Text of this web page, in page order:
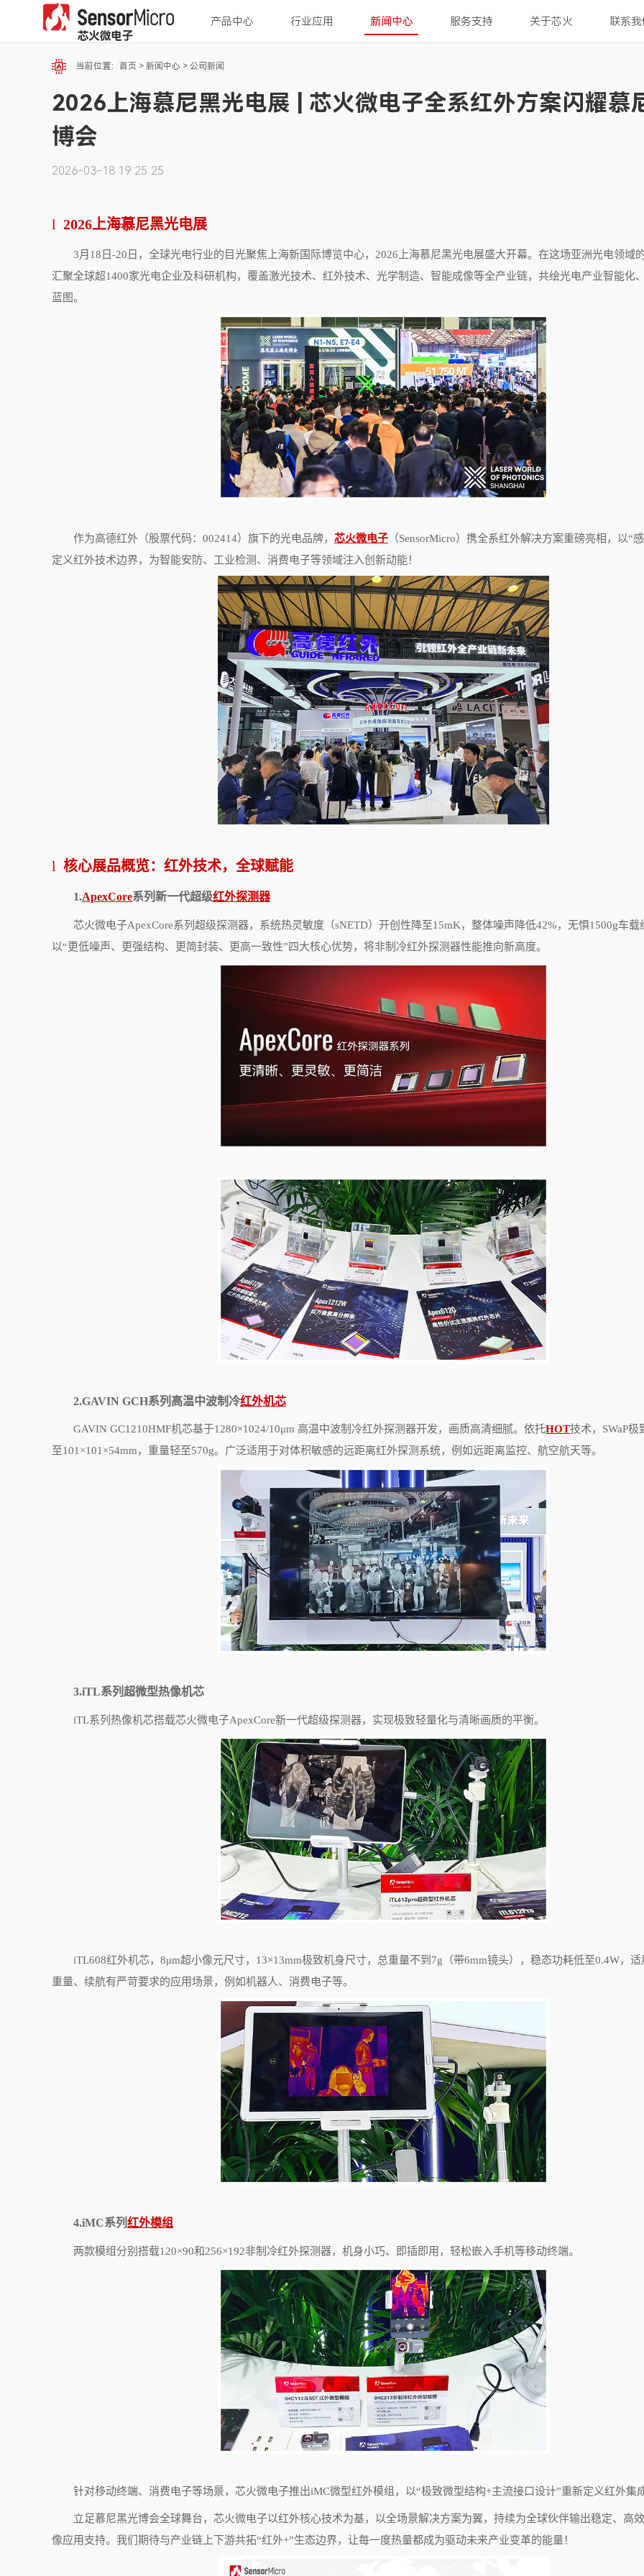
产品中心 行业应用 新闻中心 服务支持 关于芯火 联系我
当前位置： 首页 > 新闻中心> 公司新闻
2026上海慕尼黑光电展 | 芯火微电子全系红外方案闪耀慕
博会
2026-03-18 19:25:25
l 2026上海慕尼黑光电展
3月 18 日-20 日，全球光电行业的目光聚焦上海新国际博览中心， 2026 上海慕尼黑光电展盛大开幕。在这场亚洲光电领域
汇聚全球超1400家光电企业及科研机构，覆盖激光技术、红外技术、光学制造、智能成像等全产业链，共绘光电产业智能化
蓝图。
作为高德红外（股票代码： 002414）旗下的光电品牌， 芯火微电子 （SensorMicro）携全系红外解决方案重磅亮相，以“
定义红外技术边界，为智能安防、工业检测、消费电子等领域注入创新动能！
l 核心展品概览：红外技术，全球赋能
1.ApexCore系列新一代超级红外探测器
芯火微电子ApexCore系列超级探测器，系统热灵敏度（sNETD）开创性降至15mK，整体噪声降低42%，无惧1500g车载
以“更低噪声、更强结构、更简封装、更高一致性”四大核心优势，将非制冷红外探测器性能推向新高度。
2.GAVIN GCH系列高温中波制冷红外机芯
GAVIN GC1210HMF机芯基于1280×1024/10μm 高温中波制冷红外探测器开发，画质高清细腻。依托HOT技术， SWaP极
至101×101×54mm，重量轻至570g。广泛适用于对体积敏感的远距离红外探测系统，例如远距离监控、航空航天等。
3.iTL系列超微型热像机芯
iTL系列热像机芯搭载芯火微电子ApexCore新一代超级探测器，实现极致轻量化与清晰画质的平衡。
iTL608红外机芯， 8μm超小像元尺寸， 13×13mm极致机身尺寸，总重量不到 7g （带6mm镜头），稳态功耗低至0.4W，适
重量、续航有严苛要求的应用场景，例如机器人、消费电子等。
4.iMC系列 红外模组
两款模组分别搭载120×90和256×192非制冷红外探测器，机身小巧、即插即用，轻松嵌入手机等移动终端。
针对移动终端、消费电子等场景，芯火微电子推出iMC微型红外模组，以“极致微型结构+主流接口设计”重新定义红外集
立足慕尼黑光博会全球舞台，芯火微电子以红外核心技术为基，以全场景解决方案为翼，持续为全球伙伴输出稳定、高
像应用支持。我们期待与产业链上下游共拓“红外+”生态边界，让每一度热量都成为驱动未来产业变革的能量！